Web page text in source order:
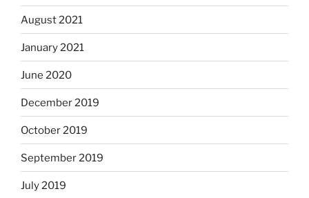
August 2021
January 2021
June 2020
December 2019
October 2019
September 2019
July 2019